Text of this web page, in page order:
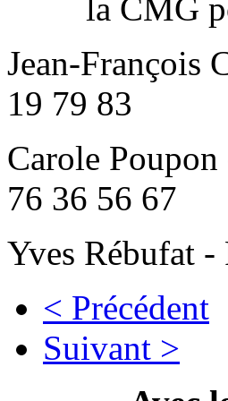
la CMG
Jean-François
19 79 83
Carole
76 36 56 67
Yves Rébufat
< Précédent
Suivant >